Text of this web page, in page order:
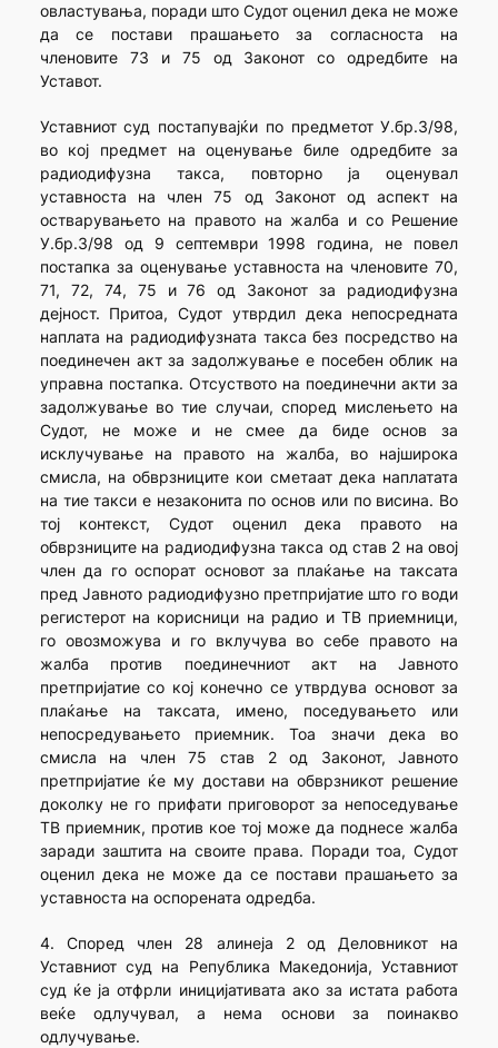
овластувања, поради што Судот оценил дека не може
да се постави прашањето за согласноста на
членовите 73 и 75 од Законот со одредбите на
Уставот.
Уставниот суд постапувајќи по предметот У.бр.3/98,
во кој предмет на оценување биле одредбите за
радиодифузна такса, повторно ја оценувал
уставноста на член 75 од Законот од аспект на
остварувањето на правото на жалба и со Решение
У.бр.3/98 од 9 септември 1998 година, не повел
постапка за оценување уставноста на членовите 70,
71, 72, 74, 75 и 76 од Законот за радиодифузна
дејност. Притоа, Судот утврдил дека непосредната
наплата на радиодифузната такса без посредство на
поединечен акт за задолжување е посебен облик на
управна постапка. Отсуството на поединечни акти за
задолжување во тие случаи, според мислењето на
Судот, не може и не смее да биде основ за
исклучување на правото на жалба, во најширока
смисла, на обврзниците кои сметаат дека наплатата
на тие такси е незаконита по основ или по висина. Во
тој контекст, Судот оценил дека правото на
обврзниците на радиодифузна такса од став 2 на овој
член да го оспорат основот за плаќање на таксата
пред Јавното радиодифузно претпријатие што го води
регистерот на корисници на радио и ТВ приемници,
го овозможува и го вклучува во себе правото на
жалба против поединечниот акт на Јавното
претпријатие со кој конечно се утврдува основот за
плаќање на таксата, имено, поседувањето или
непосредувањето приемник. Тоа значи дека во
смисла на член 75 став 2 од Законот, Јавното
претпријатие ќе му достави на обврзникот решение
доколку не го прифати приговорот за непоседување
ТВ приемник, против кое тој може да поднесе жалба
заради заштита на своите права. Поради тоа, Судот
оценил дека не може да се постави прашањето за
уставноста на оспорената одредба.
4. Според член 28 алинеја 2 од Деловникот на
Уставниот суд на Република Македонија, Уставниот
суд ќе ја отфрли иницијативата ако за истата работа
веќе одлучувал, а нема основи за поинакво
одлучување.